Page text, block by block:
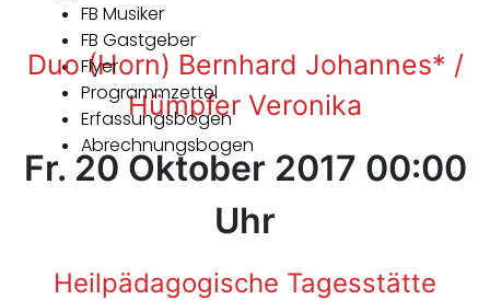
FB Musiker
FB Gastgeber
Flyer
Programmzettel
Erfassungsbogen
Abrechnungsbogen
Duo (Horn) Bernhard Johannes* /
Hümpfer Veronika
Fr. 20 Oktober 2017 00:00
Uhr
Heilpädagogische Tagesstätte